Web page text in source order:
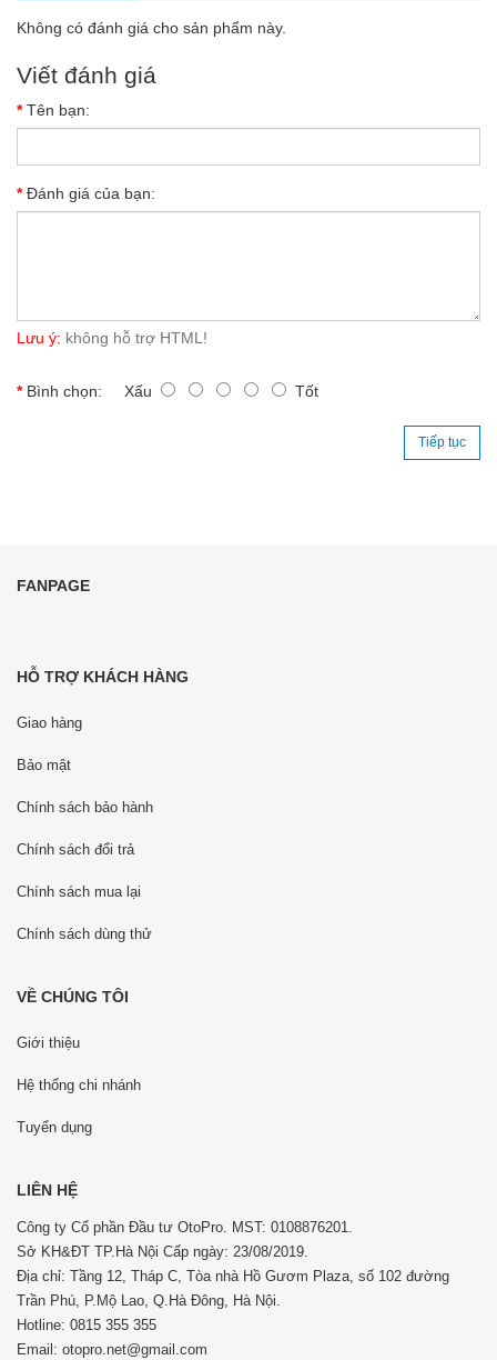
Không có đánh giá cho sản phẩm này.
Viết đánh giá
Tên bạn:
Đánh giá của bạn:
Lưu ý: không hỗ trợ HTML!
Bình chọn: Xấu Tốt
Tiếp tục
FANPAGE
HỖ TRỢ KHÁCH HÀNG
Giao hàng
Bảo mật
Chính sách bảo hành
Chính sách đổi trả
Chính sách mua lại
Chính sách dùng thử
VỀ CHÚNG TÔI
Giới thiệu
Hệ thống chi nhánh
Tuyển dụng
LIÊN HỆ
Công ty Cổ phần Đầu tư OtoPro. MST: 0108876201.
Sở KH&ĐT TP.Hà Nội Cấp ngày: 23/08/2019.
Địa chỉ: Tầng 12, Tháp C, Tòa nhà Hồ Gươm Plaza, số 102 đường
Trần Phú, P.Mộ Lao, Q.Hà Đông, Hà Nội.
Hotline: 0815 355 355
Email: otopro.net@gmail.com